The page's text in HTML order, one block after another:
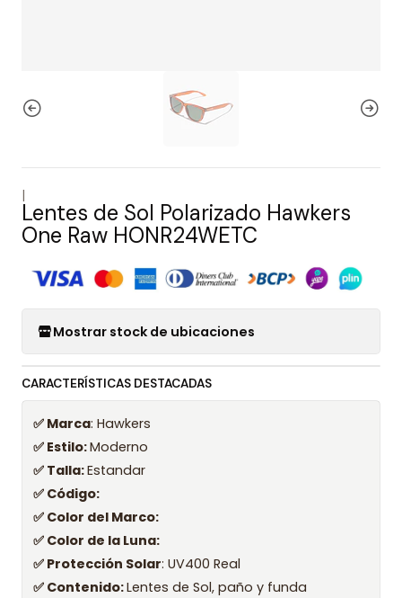
|
Lentes de Sol Polarizado Hawkers
One Raw HONR24WETC
Mostrar stock de ubicaciones
CARACTERÍSTICAS DESTACADAS
✅ Marca: Hawkers
✅ Estilo:Moderno
✅ Talla:Estandar
✅ Código:
✅ Color del Marco:
✅ Color de la Luna:
✅ Protección Solar: UV400 Real
✅ Contenido:Lentes de Sol, paño y funda